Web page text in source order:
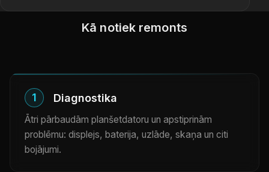
Kā notiek remonts
1 Diagnostika
Ātri pārbaudām planšetdatoru un apstiprinām
problēmu: displejs, baterija, uzlāde, skaņa un citi
bojājumi.